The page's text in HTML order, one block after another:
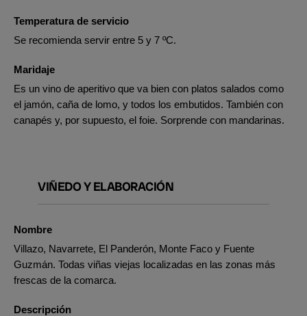
Temperatura de servicio
Se recomienda servir entre 5 y 7 ºC.
Maridaje
Es un vino de aperitivo que va bien con platos salados como
el jamón, caña de lomo, y todos los embutidos. También con
canapés y, por supuesto, el foie. Sorprende con mandarinas.
VIÑEDO Y ELABORACIÓN
Nombre
Villazo, Navarrete, El Panderón, Monte Faco y Fuente
Guzmán. Todas viñas viejas localizadas en las zonas más
frescas de la comarca.
Descripción